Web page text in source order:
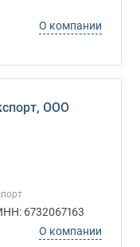
О компании
ООО
6732067163
О компании